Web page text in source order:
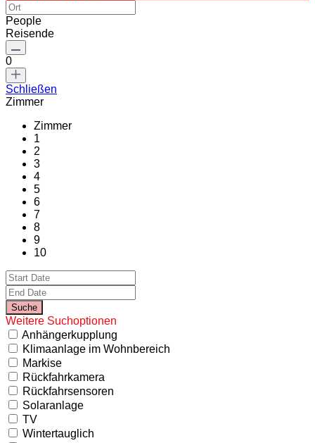
People
Reisende
0
Schließen
Zimmer
Zimmer
1
2
3
4
5
6
7
8
9
10
Weitere Suchoptionen
Anhängerkupplung
Klimaanlage im Wohnbereich
Markise
Rückfahrkamera
Rückfahrsensoren
Solaranlage
TV
Wintertauglich